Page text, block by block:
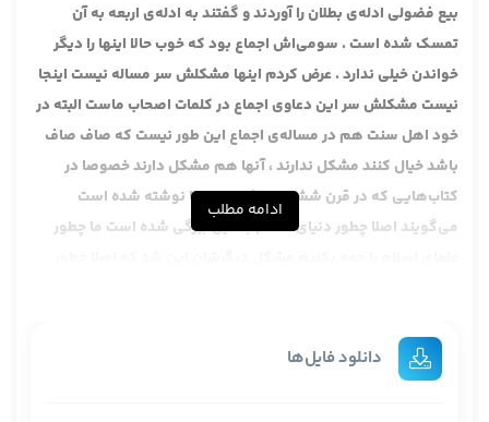
بیع فضولی ادله‌ی بطلان را آوردند و گفتند به ادله‌ی اربعه به آن
تمسک شده است . سومی‌اش اجماع بود که خوب حالا اینها را دیگر
خواندن خیلی ندارد . عرض کردم اینها مشکلش سر مساله نیست اینجا
نیست مشکلش سر این دعاوی اجماع در کلمات اصحاب ماست البته در
خود اهل سنت هم در مساله‌ی اجماع این طور نیست که صاف صاف
باشد خیال کنند مشکل ندارند ، آنها هم مشکل دارند خصوصا در
کتاب‌هایی که در قرن ششم و هفتم و اینها نوشته شده است
می‌گویند اصلا چطور دنیای اسلام به این بزرگی شده است ما چطور
گرفتند و عرض کردیم حجیتش هم به معنای مصدر تشریع یعنی اگر
علما جمع شدند و یک حکم الهی را برداشتند می‌توانند تخصیص بزنند
ادامه مطلب
دانلود فایل‌ها